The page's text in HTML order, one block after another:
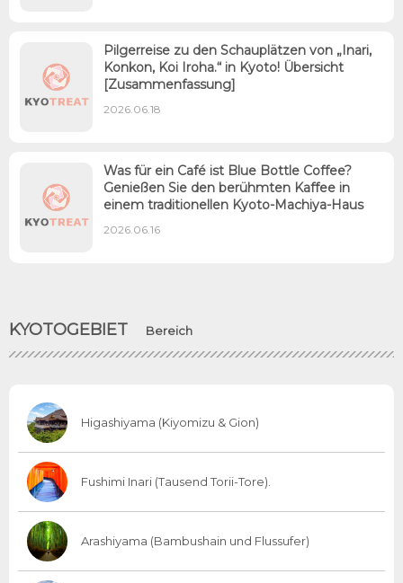
Pilgerreise zu den Schauplätzen von „Inari,
Konkon, Koi Iroha.“ in Kyoto! Übersicht
[Zusammenfassung]
2026.06.18
Was für ein Café ist Blue Bottle Coffee?
Genießen Sie den berühmten Kaffee in
einem traditionellen Kyoto-Machiya-Haus
2026.06.16
KYOTOGEBIET Bereich
Higashiyama (Kiyomizu & Gion)
Fushimi Inari (Tausend Torii-Tore).
Arashiyama (Bambushain und Flussufer)